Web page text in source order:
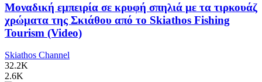
Μοναδική εμπειρία σε κρυφή σπηλιά με τα τιρκουάζ
χρώματα της Σκιάθου από το Skiathos Fishing
Tourism (Video)
Skiathos Channel
32.2K
2.6K